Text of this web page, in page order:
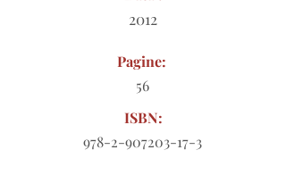
2012
Pagine:
56
ISBN:
978-2-907203-17-3